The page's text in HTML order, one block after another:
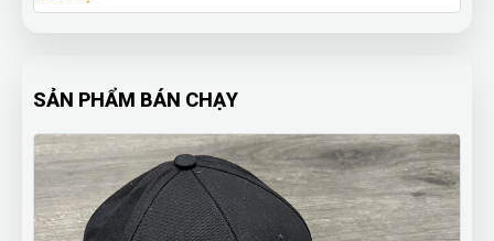
SẢN PHẨM BÁN CHẠY